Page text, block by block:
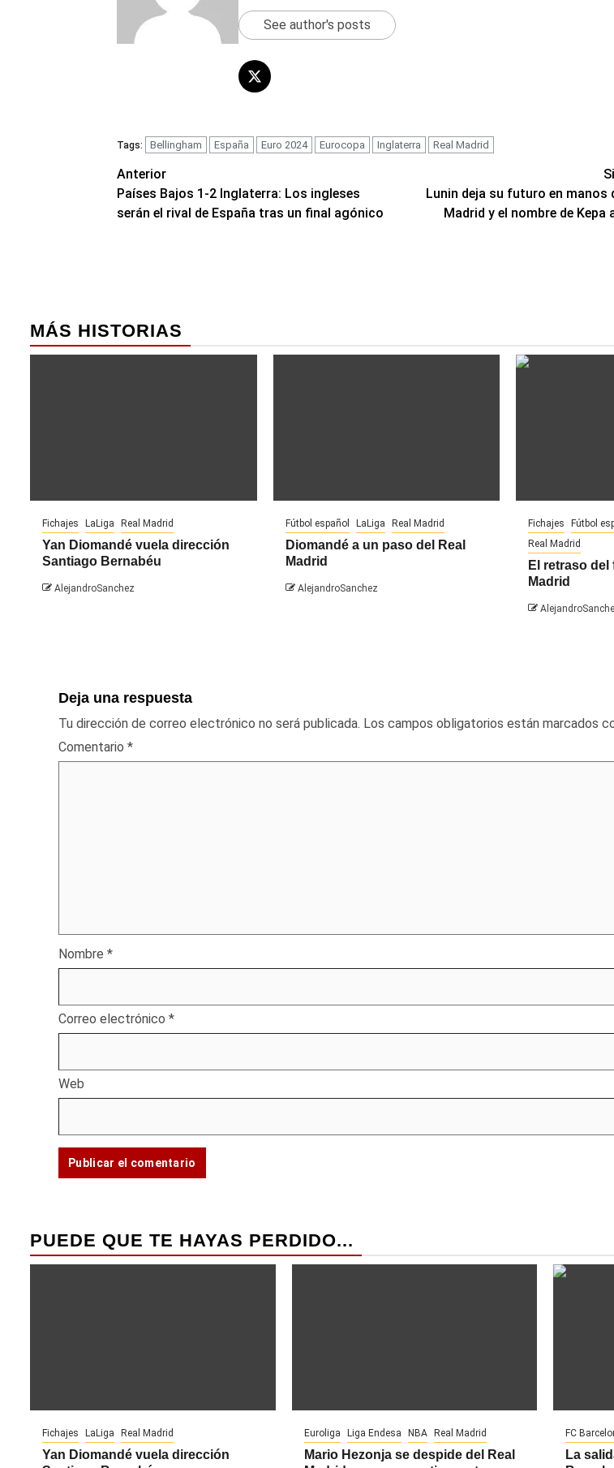
See author's posts
Tags: Bellingham España Euro 2024 Eurocopa Inglaterra Real Madrid
Navegación
de
Anterior
Países Bajos 1-2 Inglaterra: Los ingleses
serán el rival de España tras un final agónico
Lunin deja su futuro en manos
Madrid y el nombre de Kepa
MÁS HISTORIAS
Fichajes LaLiga Real Madrid
Yan Diomandé vuela dirección
Santiago Bernabéu
AlejandroSanchez
Fútbol español LaLiga Real Madrid
Diomandé a un paso del Real
Madrid
AlejandroSanchez
Fichajes Fútbol
Real Madrid
El retraso del
Madrid
Deja una respuesta
Tu dirección de correo electrónico no será publicada. Los campos obligatorios están marcados
Comentario *
Nombre *
Correo electrónico *
Web
PUEDE QUE TE HAYAS PERDIDO...
Fichajes LaLiga Real Madrid
Yan Diomandé vuela dirección
Euroliga Liga Endesa NBA Real Madrid
Mario Hezonja se despide del Real
FC
La